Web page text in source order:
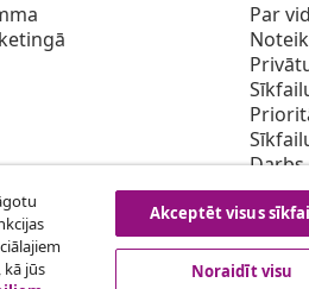
Par
Darbs
EPR
kā jūs
Akceptēt visus
Noraidīt visu